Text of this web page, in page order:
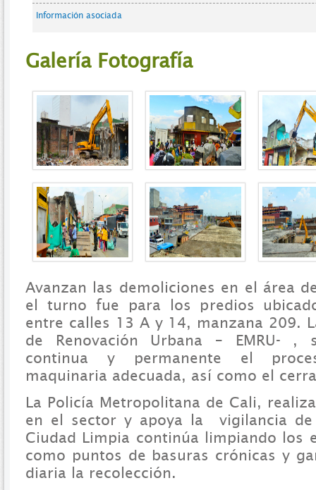
Información asociada
Galería Fotografía
Avanzan las demoliciones en el área
el turno fue para los predios
entre calles 13 A y 14, manzana 209.
de Renovación Urbana – EMRU- ,
continua y permanente el
maquinaria adecuada, así como el
La Policía Metropolitana de Cali,
en el sector y apoya la vigilancia de
Ciudad Limpia continúa limpiando los
como puntos de basuras crónicas y
diaria la recolección.